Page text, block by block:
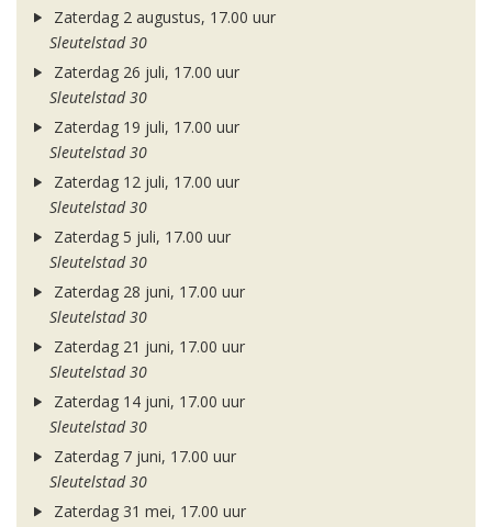
Zaterdag 2 augustus, 17.00 uur
Sleutelstad 30
Zaterdag 26 juli, 17.00 uur
Sleutelstad 30
Zaterdag 19 juli, 17.00 uur
Sleutelstad 30
Zaterdag 12 juli, 17.00 uur
Sleutelstad 30
Zaterdag 5 juli, 17.00 uur
Sleutelstad 30
Zaterdag 28 juni, 17.00 uur
Sleutelstad 30
Zaterdag 21 juni, 17.00 uur
Sleutelstad 30
Zaterdag 14 juni, 17.00 uur
Sleutelstad 30
Zaterdag 7 juni, 17.00 uur
Sleutelstad 30
Zaterdag 31 mei, 17.00 uur